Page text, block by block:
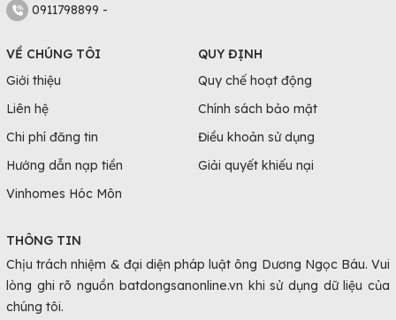
0911798899 -
VỀ CHÚNG TÔI
Giới thiệu
Liên hệ
Chi phí đăng tin
Hướng dẫn nạp tiền
Vinhomes Hóc Môn
QUY ĐỊNH
Quy chế hoạt động
Chính sách bảo mật
Điều khoản sử dụng
Giải quyết khiếu nại
THÔNG TIN
Chịu trách nhiệm & đại diện pháp luật ông Dương Ngọc Báu. Vui
lòng ghi rõ nguồn batdongsanonline.vn khi sử dụng dữ liệu của
chúng tôi.